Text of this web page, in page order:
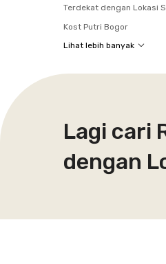
Terdekat dengan Lokasi
Kost Putri Bogor
Lihat lebih banyak
Lagi cari
dengan